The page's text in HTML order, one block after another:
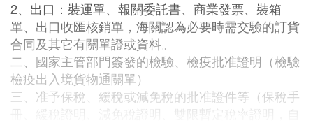
2、出口：裝運單、報關委託書、商業發票、裝箱
單、出口收匯核銷單，海關認為必要時需交驗的訂貨
合同及其它有關單證或資料。
二、國家主管部門簽發的檢驗、檢疫批准證明（檢驗
檢疫出入境貨物通關單）
三、准予保稅、緩稅或減免稅的批准證件等（保稅手
冊、緩稅證明、減免稅證明、雙限暫定稅率證明，自